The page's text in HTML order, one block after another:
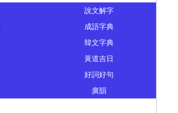
說文解字
成語字典
韓文字典
黃道吉日
好詞好句
廣韻